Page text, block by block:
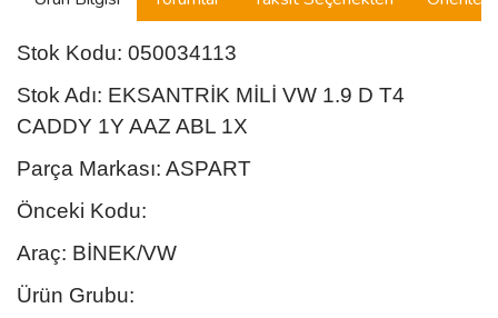
Stok Kodu: 050034113
Stok Adı: EKSANTRİK MİLİ VW 1.9 D T4
CADDY 1Y AAZ ABL 1X
Parça Markası: ASPART
Önceki Kodu:
Araç: BİNEK/VW
Ürün Grubu: